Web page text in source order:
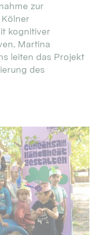
zur
kognitiver
Martina
leiten das Projekt
des